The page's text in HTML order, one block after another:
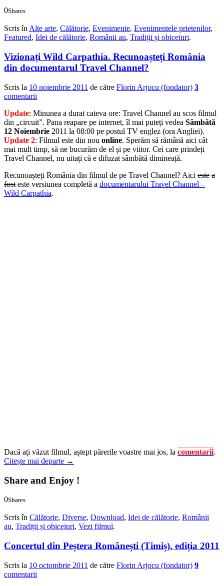
0Shares
Scris în Alte arte, Călătorie, Evenimente, Evenimentele prietenilor,
Featured, Idei de călătorie, Românii au, Tradiții și obiceiuri.
Vizionați Wild Carpathia. Recunoașteți România
din documentarul Travel Channel?
Scris la 10 noiembrie 2011 de către Florin Arjocu (fondator) 3
comentarii
Update: Minunea a durat cateva ore: Travel Channel au scos filmul
din „circuit”. Pana reapare pe internet, îl mai puteți vedea Sâmbătă
12 Noiembrie 2011 la 08:00 pe postul TV englez (ora Angliei).
Update 2: Filmul este din nou online. Sperăm să rămână aici cât
mai mult timp, să ne bucurăm de el și pe viitor. Cei care prindeți
Travel Channel, nu uitați că e difuzat sâmbătă dimineață.
Recunoașteți România din filmul de pe Travel Channel? Aici este a
fost este versiunea completă a documentarului Travel Channel –
Wild Carpathia.
Dacă ați văzut filmul, aștept părerile voastre mai jos, la comentarii.
Citește mai departe →
Share and Enjoy !
0Shares
Scris în Călătorie, Diverse, Download, Idei de călătorie, Românii
au, Tradiții și obiceiuri, Vezi filmul.
Concertul din Peștera Românești (Timiș), ediția 2011
Scris la 10 octombrie 2011 de către Florin Arjocu (fondator) 9
comentarii